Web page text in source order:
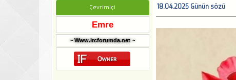
Çevrimiçi
Emre
~ Www.ircforumda.net ~
18.04.2025 Günün sözü